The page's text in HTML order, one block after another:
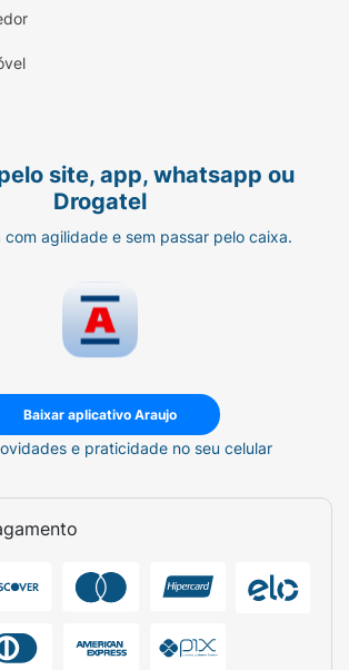
site, app, whatsapp ou
Drogatel
com agilidade e sem passar pelo caixa.
Baixar aplicativo Araujo
e praticidade no seu celular